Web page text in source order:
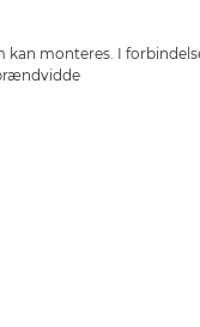
monteres. I